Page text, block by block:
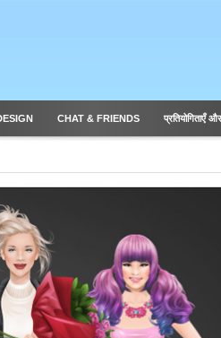
CHAT & FRIENDS प्रतियोगिताएँ